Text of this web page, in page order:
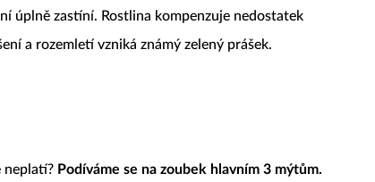
úplně zastíní. Rostlina kompenzuje nedostatek
a rozemletí vzniká známý zelený prášek.
neplatí? Podíváme se na zoubek hlavním 3 mýtům.